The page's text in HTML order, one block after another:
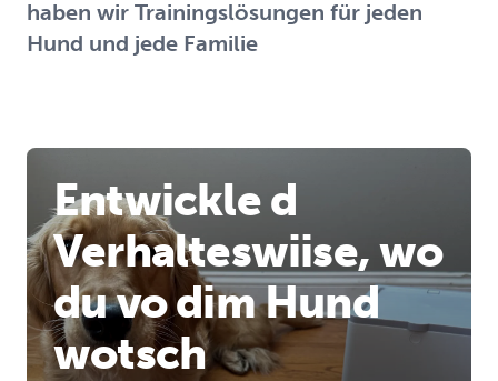
haben wir Trainingslösungen für jeden
Hund und jede Familie
Entwickle d
Verhalteswiise, wo
du vo dim Hund
wotsch